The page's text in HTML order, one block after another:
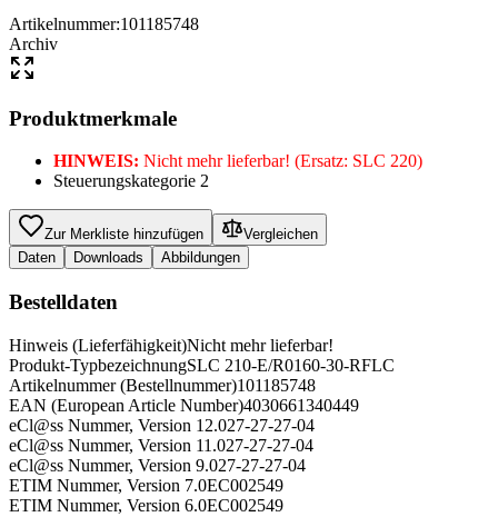
Artikelnummer:101185748
Archiv
Produktmerkmale
HINWEIS: Nicht mehr lieferbar! (Ersatz: SLC 220)
Steuerungskategorie 2
Zur Merkliste hinzufügen
Vergleichen
Daten
Downloads Abbildungen
Bestelldaten
Hinweis (Lieferfähigkeit)Nicht mehr lieferbar!
Produkt-TypbezeichnungSLC 210-E/R0160-30-RFLC
Artikelnummer (Bestellnummer)101185748
EAN (European Article Number)4030661340449
eCl@ss Nummer, Version 12.027-27-27-04
eCl@ss Nummer, Version 11.027-27-27-04
eCl@ss Nummer, Version 9.027-27-27-04
ETIM Nummer, Version 7.0EC002549
ETIM Nummer, Version 6.0EC002549